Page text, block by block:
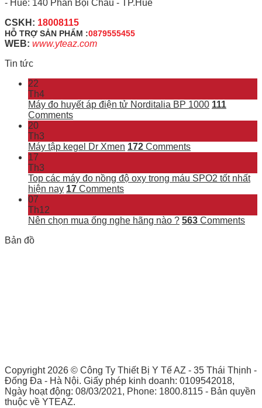
- Huế: 140 Phan Bội Châu - TP.Huế
CSKH: 18008115
HỖ TRỢ SẢN PHẨM :0879555455
WEB: www.yteaz.com
Tin tức
22
Th4
Máy đo huyết áp điện tử Norditalia BP 1000 111
Comments
20
Th3
Máy tập kegel Dr Xmen 172 Comments
17
Th3
Top các máy đo nồng độ oxy trong máu SPO2 tốt nhất
hiện nay 17 Comments
07
Th12
Nên chọn mua ống nghe hãng nào ? 563 Comments
Bản đồ
Copyright 2026 © Công Ty Thiết Bị Y Tế AZ - 35 Thái Thịnh -
Đống Đa - Hà Nội. Giấy phép kinh doanh: 0109542018,
Ngày hoạt động: 08/03/2021, Phone: 1800.8115 - Bản quyền
thuộc về YTEAZ.